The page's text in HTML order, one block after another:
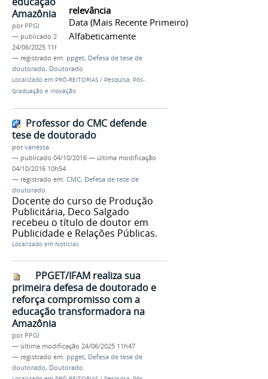
relevância
Data (mais Recente Primeiro)
Alfabeticamente
Amazônia
por PPGI
— publicado 24/06/2025—última modificação
24/06/2025 11h03
— registrado em: ppget, Defesa de tese de
doutorado, Doutorado
Localizado em PRÓ-REITORIAS / Pesquisa, Pós-
Graduação e Inovação
Professor do CMC defende
tese de doutorado
porvanessa
— publicado 04/10/2016 — última modificação
04/10/2016 10h54
— registrado em: CMC, Defesa de tese de
doutorado
Docente do curso de Produção
Publicitária, Deco Salgado
recebeu o título de doutor em
Publicidade e Relações Públicas.
Localizado em Notícias
PPGET/IFAM realiza sua
primeira defesa de doutorado e
reforça compromisso com a
educação transformadora na
Amazônia
por PPGI
— última modificação 24/06/2025 11h47
— registrado em: ppget, Defesa de tese de
doutorado, Doutorado